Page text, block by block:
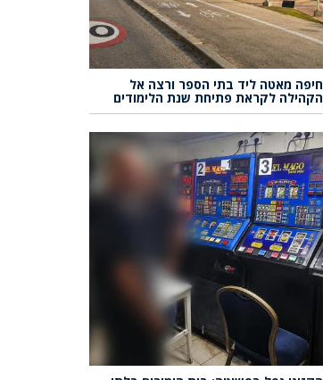
חיפה מאטה ליד בתי הספר ורצה אל
הקהילה לקראת פתיחת שנת הלימודים